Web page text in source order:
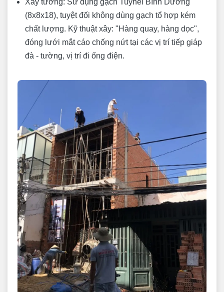
(8x8x18), tuyệt đối không dùng gạch tổ hợp kém
chất lượng. Kỹ thuật xây: "Hàng quay, hàng dọc",
đóng lưới mắt cáo chống nứt tại các vị trí tiếp giáp
đà - tường, vị trí đi ống điện.